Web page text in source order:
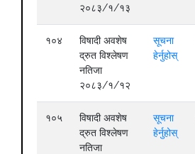
२०८३/१/१३
१०४
विषादी अवशेष
द्रुत विश्लेषण
नतिजा
२०८३/१/१२
सूचना
हेर्नुहोस्
१०५
विषादी अवशेष
द्रुत विश्लेषण
नतिजा
सूचना
हेर्नुहोस्